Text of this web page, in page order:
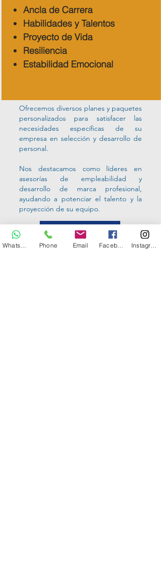
Ancla de Carrera
Habilidades y Talentos
Proyecto de Vida
Resiliencia
Estabilidad Emocional
Ofrecemos diversos planes y paquetes
personalizados para satisfacer las
necesidades específicas de su
empresa en selección y desarrollo de
personal.
Nos destacamos como líderes en
asesorías de empleabilidad y
desarrollo de marca profesional,
ayudando a potenciar el talento y la
proyección de su equipo.
¡Cotiza Ahora!
Phone Email